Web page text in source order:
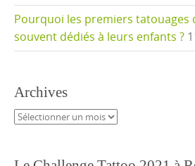
Pourquoi les premiers tatouages
souvent dédiés à leurs enfants ?
Archives
Archives